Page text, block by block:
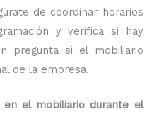
de coordinar horarios
y verifica si hay
pregunta si el mobiliario
de la empresa.
el mobiliario durante el